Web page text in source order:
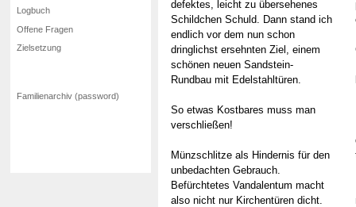
Logbuch
Offene Fragen
Zielsetzung
Familienarchiv (password)
defektes, leicht zu übersehenes
Schildchen Schuld. Dann stand ich
endlich vor dem nun schon
dringlichst ersehnten Ziel, einem
schönen neuen Sandstein-
Rundbau mit Edelstahltüren.
So etwas Kostbares muss man
verschließen!
Münzschlitze als Hindernis für den
unbedachten Gebrauch.
Befürchtetes Vandalentum macht
also nicht nur Kirchentüren dicht.